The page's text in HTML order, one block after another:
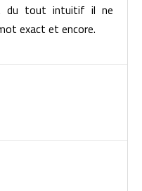
du tout intuitif il ne
exact et encore.